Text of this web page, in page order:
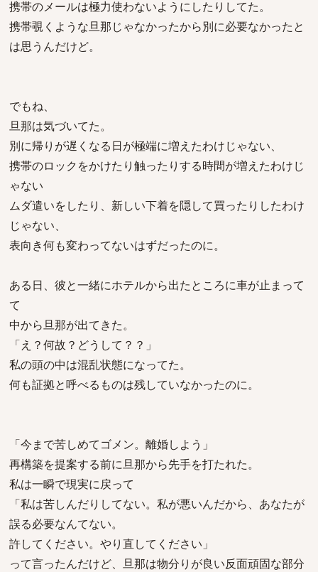
携帯のメールは極力使わないようにしたりしてた。
携帯覗くような旦那じゃなかったから別に必要なかったと
は思うんだけど。
でもね、
旦那は気づいてた。
別に帰りが遅くなる日が極端に増えたわけじゃない、
携帯のロックをかけたり触ったりする時間が増えたわけじ
ゃない
ムダ遣いをしたり、新しい下着を隠して買ったりしたわけ
じゃない、
表向き何も変わってないはずだったのに。
ある日、彼と一緒にホテルから出たところに車が止まって
て
中から旦那が出てきた。
「え？何故？どうして？？」
私の頭の中は混乱状態になってた。
何も証拠と呼べるものは残していなかったのに。
「今まで苦しめてゴメン。離婚しよう」
再構築を提案する前に旦那から先手を打たれた。
私は一瞬で現実に戻って
「私は苦しんだりしてない。私が悪いんだから、あなたが
誤る必要なんてない。
許してください。やり直してください」
って言ったんだけど、旦那は物分りが良い反面頑固な部分